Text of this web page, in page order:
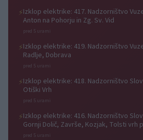
⚡Izklop elektrike: 417. Nadzorništvo
Anton na Pohorju in Zg. Sv. Vid
pred 5 urami
⚡Izklop elektrike: 419. Nadzorništvo
Radlje, Dobrava
pred 5 urami
⚡Izklop elektrike: 418. Nadzorništvo
Otiški Vrh
pred 5 urami
⚡Izklop elektrike: 416. Nadzorništvo
Gornji Dolič, Završe, Kozjak, Tolsti vrh
Dolič, Paka
pred 5 urami